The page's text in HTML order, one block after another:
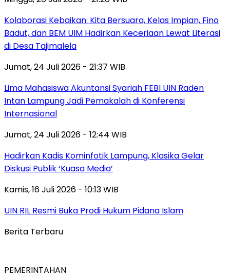
Kolaborasi Kebaikan: Kita Bersuara, Kelas Impian, Fino
Badut, dan BEM UIM Hadirkan Keceriaan Lewat Literasi
di Desa Tajimalela
Jumat, 24 Juli 2026 - 21:37 WIB
Lima Mahasiswa Akuntansi Syariah FEBI UIN Raden
Intan Lampung Jadi Pemakalah di Konferensi
Internasional
Jumat, 24 Juli 2026 - 12:44 WIB
Hadirkan Kadis Kominfotik Lampung, Klasika Gelar
Diskusi Publik ‘Kuasa Media’
Kamis, 16 Juli 2026 - 10:13 WIB
UIN RIL Resmi Buka Prodi Hukum Pidana Islam
Berita Terbaru
PEMERINTAHAN